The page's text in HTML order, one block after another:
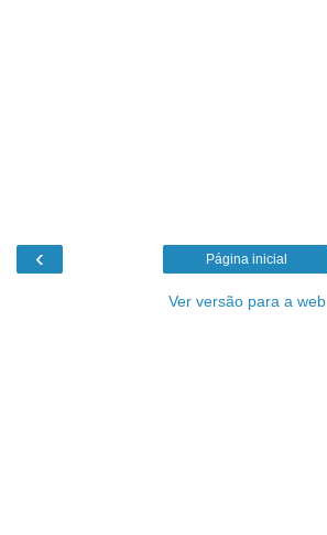
‹ Página inicial
Ver versão para a web